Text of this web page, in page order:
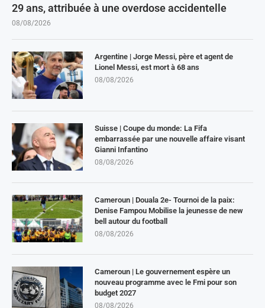
29 ans, attribuée à une overdose accidentelle
08/08/2026
Argentine | Jorge Messi, père et agent de
Lionel Messi, est mort à 68 ans
08/08/2026
Suisse | Coupe du monde: La Fifa
embarrassée par une nouvelle affaire visant
Gianni Infantino
08/08/2026
Cameroun | Douala 2e- Tournoi de la paix:
Denise Fampou Mobilise la jeunesse de new
bell autour du football
08/08/2026
Cameroun | Le gouvernement espère un
nouveau programme avec le Fmi pour son
budget 2027
08/08/2026